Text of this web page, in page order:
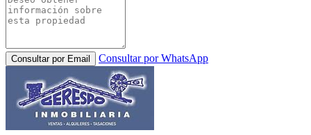
Consultar por Email Consultar por WhatsApp